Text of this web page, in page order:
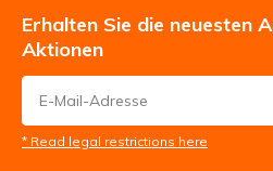
Erhalten Sie die neuesten
Aktionen
* Read legal restrictions here